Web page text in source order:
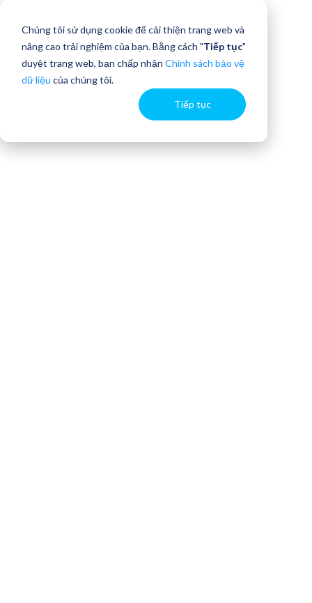
Chúng tôi sử dụng cookie để cải thiện trang web và
nâng cao trải nghiệm của bạn. Bằng cách "Tiếp tục"
duyệt trang web, bạn chấp nhận Chính sách bảo vệ
dữ liệu của chúng tôi.
Tiếp tục